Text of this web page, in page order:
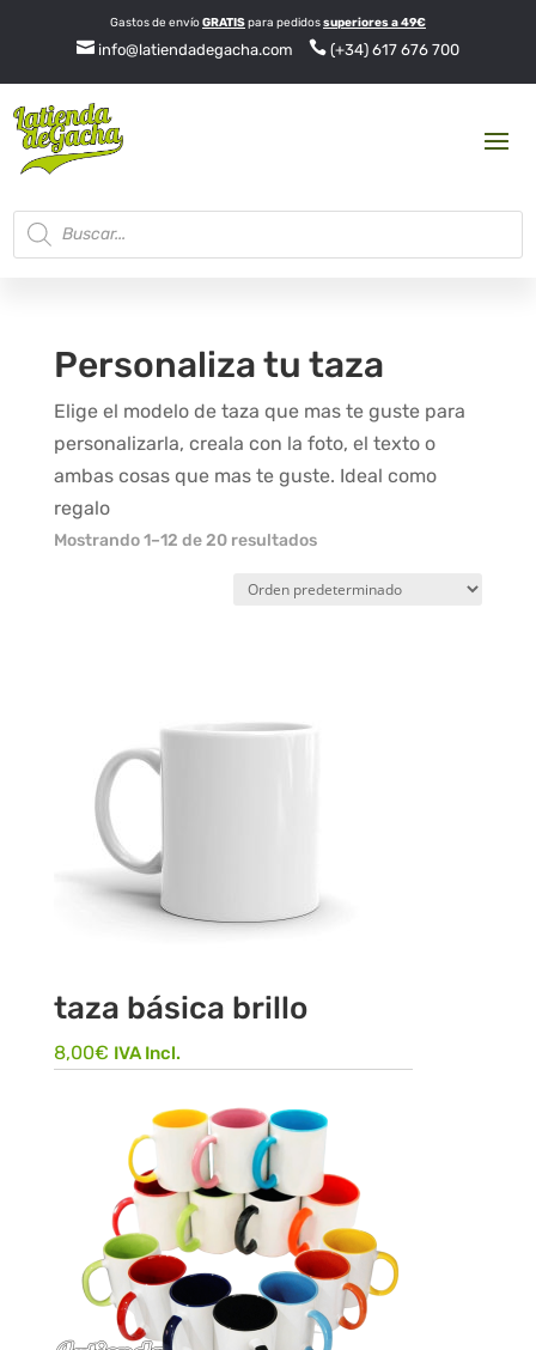
Gastos de envíoGRATISpara pedidossuperiores a 49€
info@latiendadegacha.com (+34) 617 676 700
Búsqueda
de
productos
Personaliza tu taza
Elige el modelo de taza que mas te guste para
personalizarla, creala con la foto, el texto o
ambas cosas que mas te guste. Ideal como
regalo
Mostrando 1–12 de 20 resultados
taza básica brillo
8,00€ IVA Incl.